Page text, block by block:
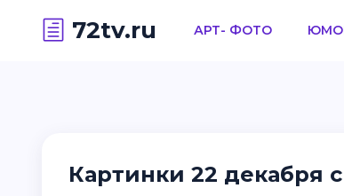
72tv.ru АРТ- ФОТО
Картинки 22 декабря